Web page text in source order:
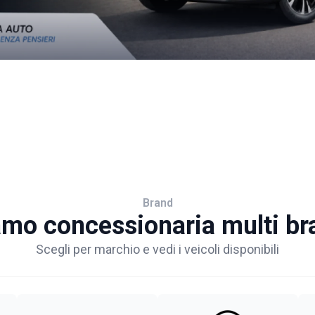
Brand
concessionaria multi
Scegli per marchio e vedi i veicoli disponibili